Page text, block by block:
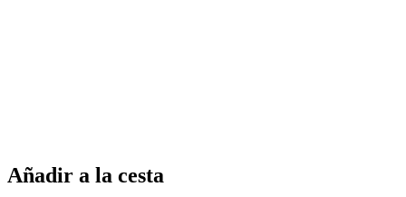
Añadir a la cesta